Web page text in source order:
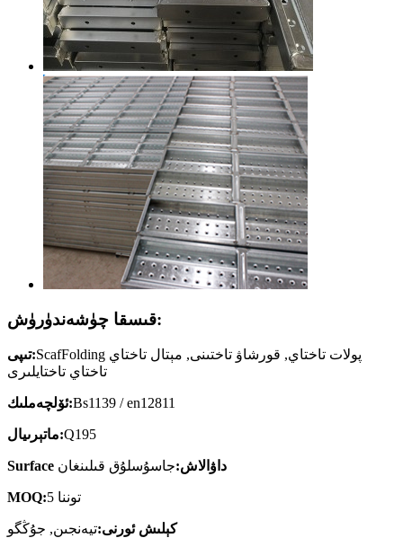
قىسقا چۈشەندۈرۈش:
تىپى:ScafFolding پولات تاختاي, قورشاۋ تاختىنى, مېتال تاختاي
تاختاي تاختايلىرى
ئۆلچەملىك:Bs1139 / en12811
ماتېرىيال:Q195
Surface داۋالاش:جاسۇسلۇق قىلىنغان
MOQ: 5 توننا
كېلىش ئورنى:تيەنجىن, جۇڭگو